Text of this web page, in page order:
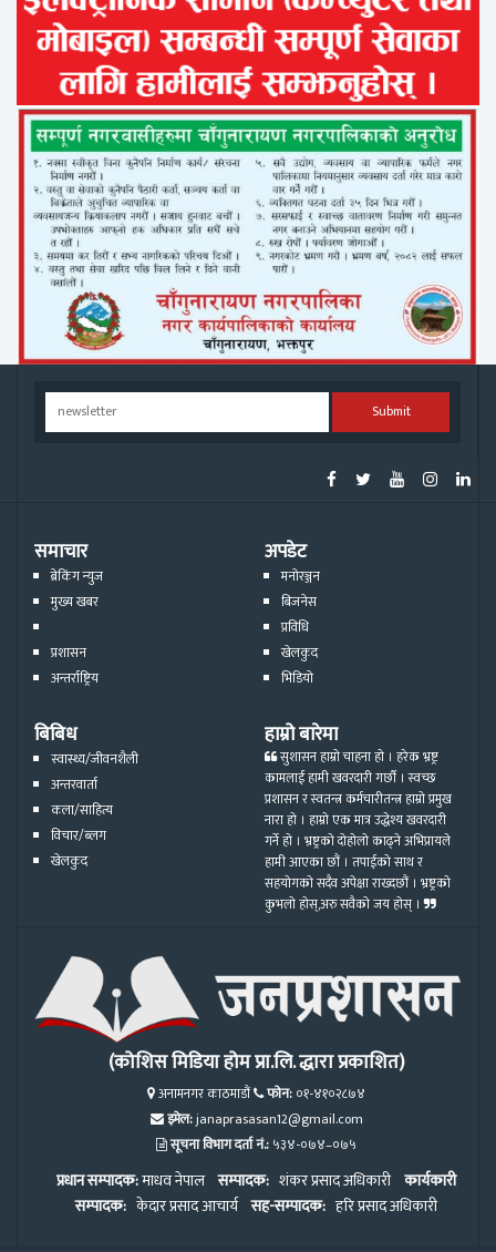
Submit
समाचार
ब्रेकिंग न्युज
मुख्य खबर
प्रशासन
अन्तर्राष्ट्रिय
अपडेट
मनोरञ्जन
बिजनेस
प्रविधि
खेलकुद
भिडियो
बिबिध
स्वास्थ्य/जीवनशैली
अन्तरवार्ता
कला/साहित्य
विचार/ब्लग
खेलकुद
हाम्रो बारेमा
सुशासन हाम्रो चाहना हो । हरेक भ्रष्ट्र
कामलाई हामी खवरदारी गर्छौ । स्वच्छ
प्रशासन र स्वतन्त्र कर्मचारीतन्त्र हाम्रो प्रमुख
नारा हो । हाम्रो एक मात्र उद्धेश्य खवरदारी
गर्ने हो । भ्रष्ट्रको दोहोलो काढ्ने अभिप्रायले
हामी आएका छौं । तपाईको साथ र
सहयोगको सदैव अपेक्षा राख्दछौं । भ्रष्ट्रको
कुभलो होस्,अरु सवैको जय होस् ।
(कोशिस मिडिया होम प्रा.लि. द्धारा प्रकाशित)
अनामनगर काठमाडौं फोन: ०१-४१०२८७४
इमेल:janaprasasan12@gmail.com
सूचना विभाग दर्ता नं.: ५३४-०७४–०७५
प्रधान सम्पादक:माधव नेपाल सम्पादक: शंकर प्रसाद अधिकारी कार्यकारी
सम्पादक: केदार प्रसाद आचार्य सह-सम्पादक: हरि प्रसाद अधिकारी